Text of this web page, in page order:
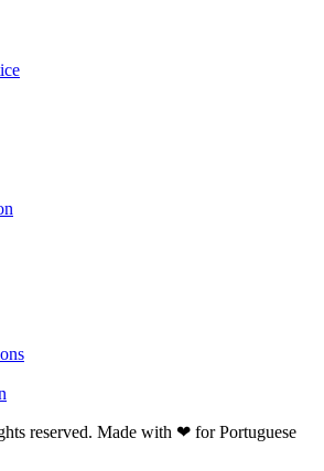
reserved. Made with ❤ for Portuguese